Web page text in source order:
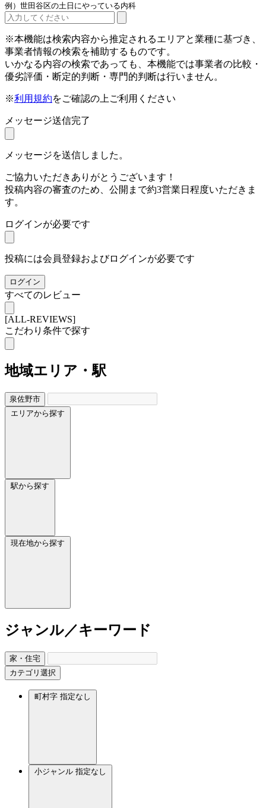
例）世田谷区の土日にやっている内科
※本機能は検索内容から推定されるエリアと業種に基づき、
事業者情報の検索を補助するものです。
いかなる内容の検索であっても、本機能では事業者の比較・
優劣評価・断定的判断・専門的判断は行いません。
※利用規約をご確認の上ご利用ください
メッセージ送信完了
メッセージを送信しました。
ご協力いただきありがとうございます！
投稿内容の審査のため、公開まで約3営業日程度いただきま
す。
ログインが必要です
投稿には会員登録およびログインが必要です
ログイン
すべてのレビュー
[ALL-REVIEWS]
こだわり条件で探す
地域エリア・駅
泉佐野市
エリアから探す
駅から探す
現在地から探す
ジャンル／キーワード
家・住宅
カテゴリ選択
町村字 指定なし
小ジャンル 指定なし